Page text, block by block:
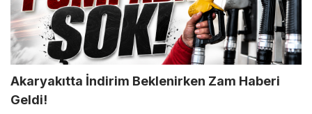
Akaryakıtta İndirim Beklenirken Zam Haberi
Geldi!